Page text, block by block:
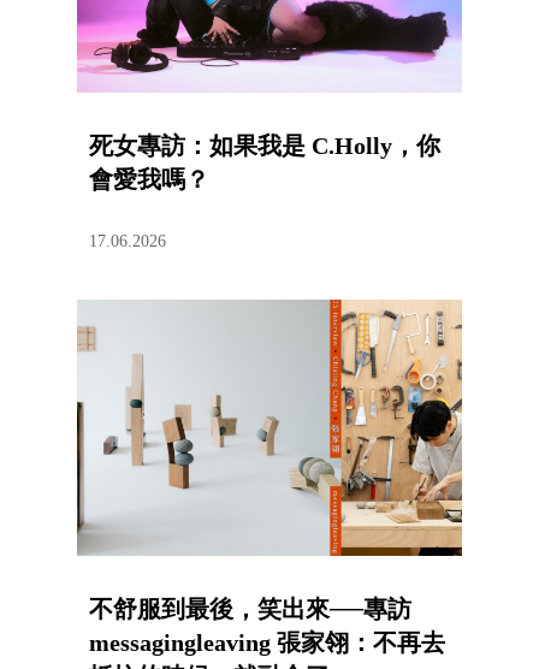
死女專訪：如果我是 C.Holly，你
會愛我嗎？
17.06.2026
不舒服到最後，笑出來──專訪
messagingleaving 張家翎：不再去